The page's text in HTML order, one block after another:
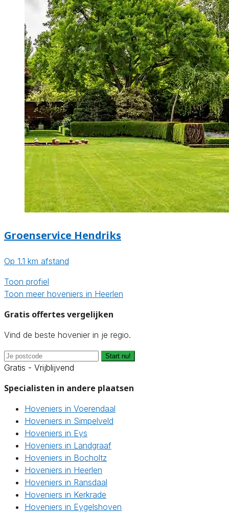
Groenservice Hendriks
Op 1.1 km afstand
Toon profiel
Toon meer hoveniers in Heerlen
Gratis offertes vergelijken
Vind de beste hovenier in je regio.
Start nu!
Gratis - Vrijblijvend
Specialisten in andere plaatsen
Hoveniers in Voerendaal
Hoveniers in Simpelveld
Hoveniers in Eys
Hoveniers in Landgraaf
Hoveniers in Bocholtz
Hoveniers in Heerlen
Hoveniers in Ransdaal
Hoveniers in Kerkrade
Hoveniers in Eygelshoven